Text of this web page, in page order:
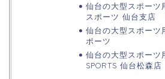
仙台の大型スポー
スポーツ 仙台支店
仙台の大型スポー
ポーツ
仙台の大型スポーツ
SPORTS 仙台松森店